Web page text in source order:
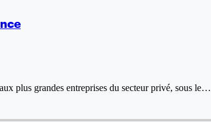
plus grandes entreprises du secteur privé, sous le…